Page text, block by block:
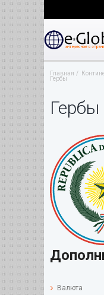
Главная
Гербы
Гербы
Валюта